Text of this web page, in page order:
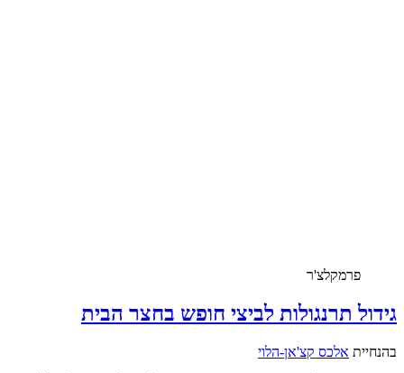
פרמקלצ'ר
גידול תרנגולות לביצי חופש בחצר הבית
בהנחיית אלכס קצ'אן-הלוי